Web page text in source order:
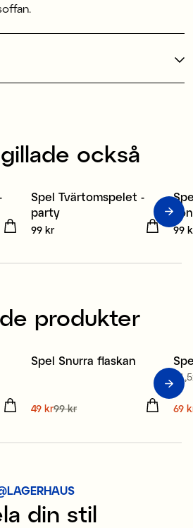
också
Spel Tvärtomspelet -
party
Pris:
99 kr
Pris
99
produkter
Sale
Spel Snurra flaskan
Nuvarande pris
49 kr99 kr 69
din stil